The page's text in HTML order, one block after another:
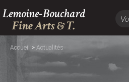
Lemoine-Bouchard
Fine Arts & T.
Accueil > Actualités